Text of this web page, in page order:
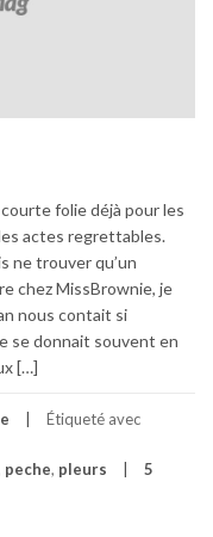
folie déjà pour les
actes regrettables.
ne trouver qu’un
chez MissBrownie, je
nous contait si
se donnait souvent en
[…]
Étiqueté avec
peche, pleurs 5